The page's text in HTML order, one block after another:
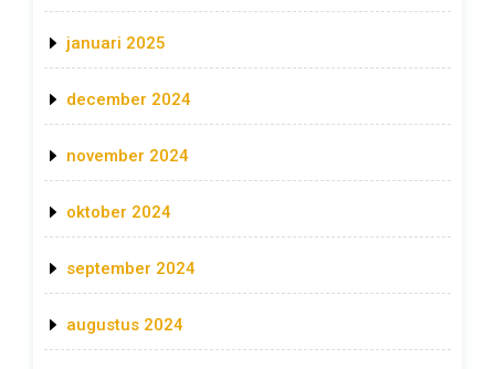
januari 2025
december 2024
november 2024
oktober 2024
september 2024
augustus 2024